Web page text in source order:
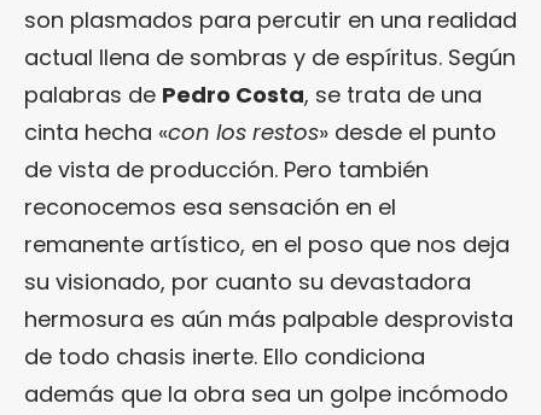
son plasmados para percutir en una realidad
actual llena de sombras y de espíritus. Según
palabras de Pedro Costa, se trata de una
cinta hecha «con los restos» desde el punto
de vista de producción. Pero también
reconocemos esa sensación en el
remanente artístico, en el poso que nos deja
su visionado, por cuanto su devastadora
hermosura es aún más palpable desprovista
de todo chasis inerte. Ello condiciona
además que la obra sea un golpe incómodo